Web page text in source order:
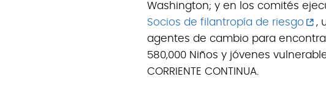
Washington; y en los comités
Socios de filantropía de riesgo
,
agentes de cambio para
580,000 Niños y jóvenes
CORRIENTE CONTINUA.